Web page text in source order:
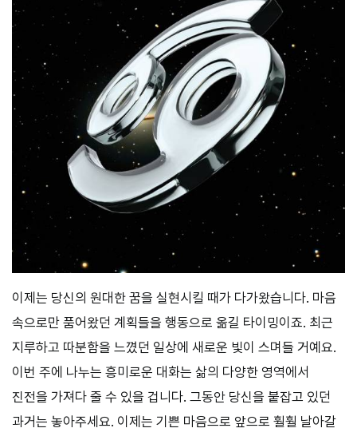
이제는 당신의 원대한 꿈을 실현시킬 때가 다가왔습니다. 마음
속으로만 품어왔던 계획들을 행동으로 옮길 타이밍이죠. 최근
지루하고 따분함을 느꼈던 일상에 새로운 빛이 스며들 거예요.
이번 주에 나누는 흥미로운 대화는 삶의 다양한 영역에서
진전을 가져다 줄 수 있을 겁니다. 그동안 당신을 붙잡고 있던
과거는 놓아주세요. 이제는 기쁜 마음으로 앞으로 훨훨 날아갈